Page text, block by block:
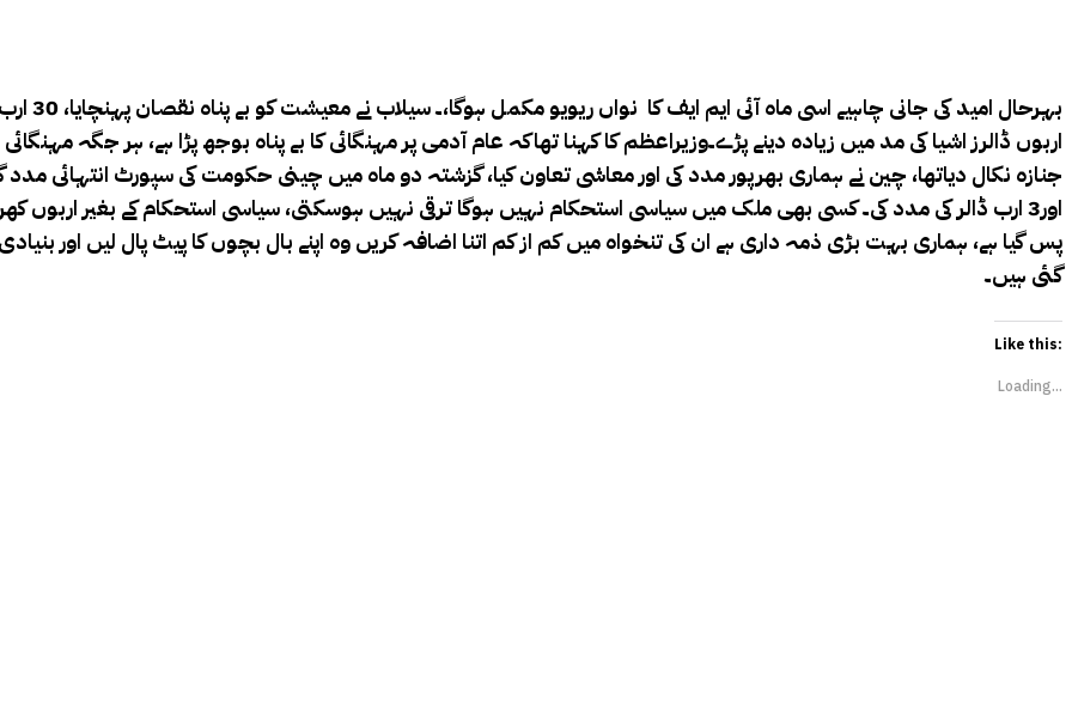
اربوں ڈالرز اشیا کی مد میں زیادہ دینے پڑے۔وزیراعظم کا کہنا تھاکہ عام آدمی پر مہنگائی کا بے پناہ بوجھ پڑا ہے، ہر جگہ
جنازہ نکال دیاتھا، چین نے ہماری بھرپور مدد کی اور معاشی تعاون کیا، گزشتہ دو ماہ میں چینی حکومت کی سپورٹ انتہائی مدد
اور3 ارب ڈالر کی مدد کی۔ کسی بھی ملک میں سیاسی استحکام نہیں ہوگا ترقی نہیں ہوسکتی، سیاسی استحکام کے بغیر
پس گیا ہے، ہماری بہت بڑی ذمہ داری ہے ان کی تنخواہ میں کم از کم اتنا اضافہ کریں وہ اپنے بال بچوں کا پیٹ پال لیں اور
گئی ہیں۔
Like this:
Loading...